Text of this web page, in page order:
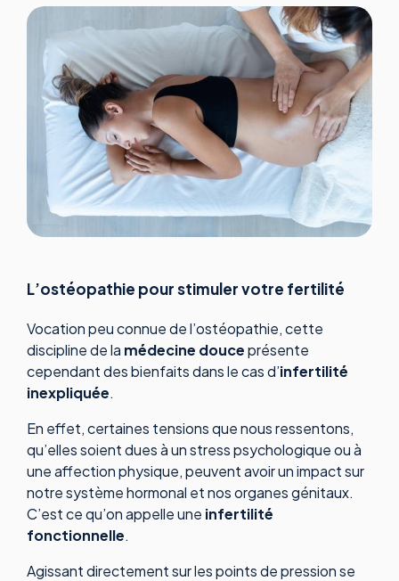
L’ostéopathie pour stimuler votre fertilité
Vocation peu connue de l’ostéopathie, cette
discipline de la médecine douceprésente
cependant des bienfaits dans le cas d’infertilité
inexpliquée.
En effet, certaines tensions que nous ressentons,
qu’elles soient dues à un stress psychologique ou à
une affection physique, peuvent avoir un impact sur
notre système hormonal et nos organes génitaux.
C’est ce qu’on appelle une infertilité
fonctionnelle.
Agissant directement sur les points de pression se